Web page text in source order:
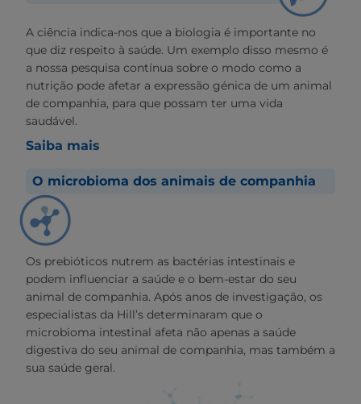
A ciência indica-nos que a biologia é importante no
que diz respeito à saúde. Um exemplo disso mesmo é
a nossa pesquisa contínua sobre o modo como a
nutrição pode afetar a expressão génica de um animal
de companhia, para que possam ter uma vida
saudável.
Saiba mais
O microbioma dos animais de companhia
Os prebióticos nutrem as bactérias intestinais e
podem influenciar a saúde e o bem-estar do seu
animal de companhia. Após anos de investigação, os
especialistas da Hill’s determinaram que o
microbioma intestinal afeta não apenas a saúde
digestiva do seu animal de companhia, mas também a
sua saúde geral.